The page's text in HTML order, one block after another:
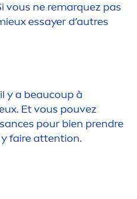
vous ne remarquez pas
essayer d’autres
y a beaucoup à
Et vous pouvez
pour bien prendre
faire attention.